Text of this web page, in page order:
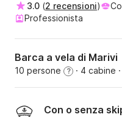
3.0 (2 recensioni)
Professionista
Barca a vela di Marivi
10 persone ? · 4 cabine
Con o senza